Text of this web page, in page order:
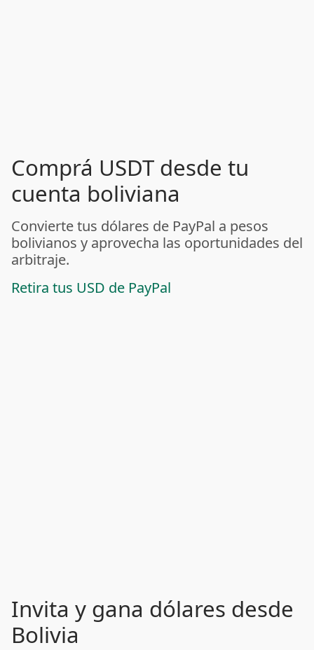
Comprá USDT desde tu
cuenta boliviana
Convierte tus dólares de PayPal a pesos
bolivianos y aprovecha las oportunidades del
arbitraje.
Retira tus USD de PayPal
Invita y gana dólares desde
Bolivia